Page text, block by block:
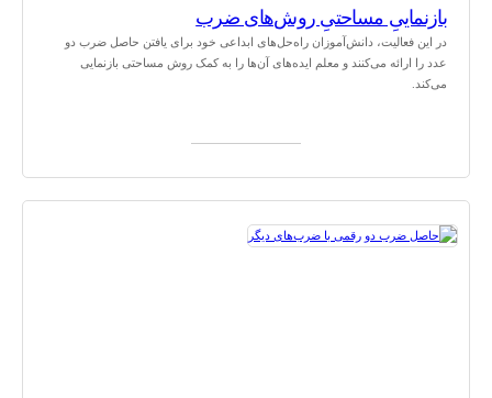
بازنماییِ مساحتیِ روش‌های ضرب
در این فعالیت، دانش‌آموزان راه‌حل‌های ابداعی خود برای یافتن حاصل ضرب دو
عدد را ارائه‌ می‌کنند و معلم ایده‌های آن‌ها را به کمک روش مساحتی بازنمایی
می‌کند.